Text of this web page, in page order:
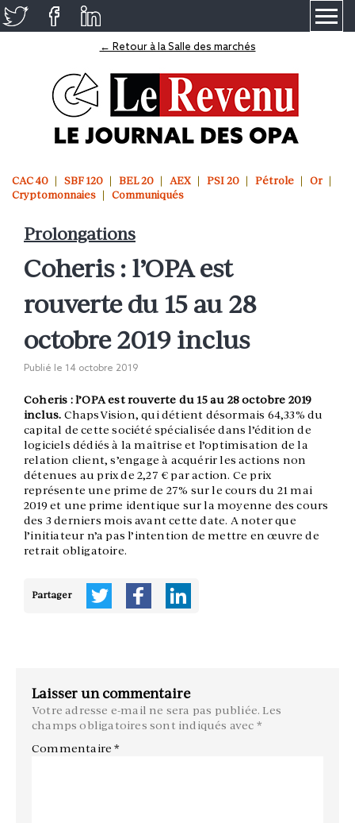
← Retour à la Salle des marchés
CAC 40 SBF 120 BEL 20 AEX PSI 20 Pétrole
Or
Cryptomonnaies
Communiqués
Prolongations
Coheris : l’OPA est
rouverte du 15 au 28
octobre 2019 inclus
Publié le 14 octobre 2019
Coheris : l’OPA est rouverte du 15 au 28 octobre 2019
inclus. ChapsVision, qui détient désormais 64,33% du
capital de cette société spécialisée dans l’édition de
logiciels dédiés à la maîtrise et l’optimisation de la
relation client, s’engage à acquérir les actions non
détenues au prix de 2,27 € par action. Ce prix
représente une prime de 27% sur le cours du 21 mai
2019 et une prime identique sur la moyenne des cours
des 3 derniers mois avant cette date. A noter que
l’initiateur n’a pas l’intention de mettre en œuvre de
retrait obligatoire.
Partager
Laisser un commentaire
Votre adresse e-mail ne sera pas publiée. Les
champs obligatoires sont indiqués avec *
Commentaire*